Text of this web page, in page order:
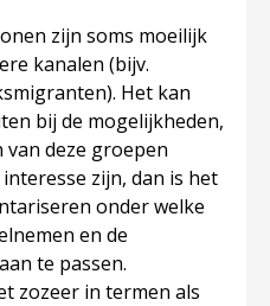
zijn soms moeilijk
kanalen (bijv.
Het kan
bij de mogelijkheden,
deze groepen
zijn, dan is het
onder welke
en de
te passen.
zozeer in termen als